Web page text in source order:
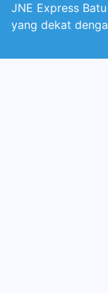
JNE Express
yang dekat